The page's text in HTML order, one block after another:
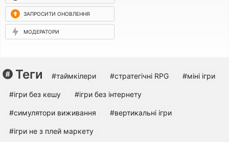
ЗАПРОСИТИ ОНОВЛЕННЯ
МОДЕРАТОРИ
Теги #таймкілери #стратегічні RPG #міні ігри
#ігри без кешу #ігри без інтернету
#симулятори виживання #вертикальні ігри
#ігри не з плей маркету